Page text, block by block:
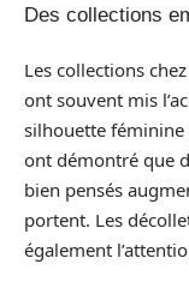
Des collections
Les collections
ont souvent mis
silhouette féminine
ont démontré que
bien pensés
portent. Les
également